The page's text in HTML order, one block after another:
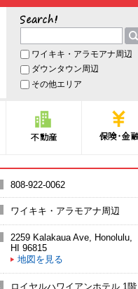
サーチ
ワイキキ・アラモアナ周辺
ダウンタウン周辺
その他エリア
808-922-0062
ワイキキ・アラモアナ周辺
2259 Kalakaua Ave Honolulu
HI 96815
地図を見る
ロイヤルハワイアンホテル 1階